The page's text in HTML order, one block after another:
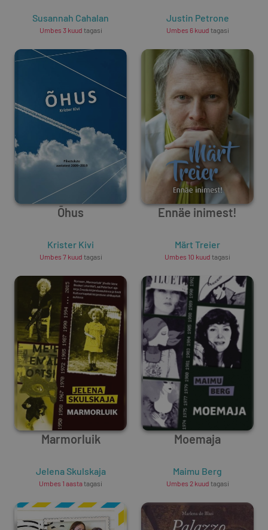
Susannah Cahalan
Umbes 3 kuud tagasi
Justin Petrone
Umbes 6 kuud tagasi
Õhus
Krister Kivi
Umbes 7 kuud tagasi
Ennäe inimest!
Märt Treier
Umbes 10 kuud tagasi
Marmorluik
Jelena Skulskaja
Umbes 1 aastatagasi
Moemaja
Maimu Berg
Umbes 2 kuud tagasi